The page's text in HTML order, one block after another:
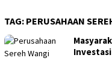
TAG: PERUSAHAAN